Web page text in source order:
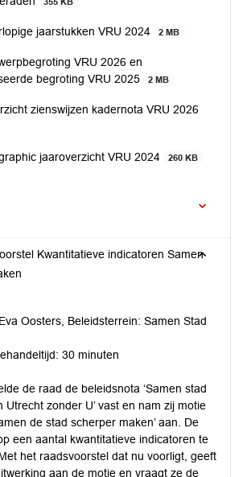
jaarstukken VRU 2024 2 MB
VRU 2026 en
begroting VRU 2025
2 MB
zienswijzen kadernota VRU 2026
jaaroverzicht VRU 2024 260 KB
Kwantitatieve indicatoren Samen
Oosters, Beleidsterrein: Samen Stad
30 minuten
de raad de beleidsnota ‘Samen stad
Utrecht zonder U’ vast en nam zij motie
de stad scherper maken’ aan. De
een aantal kwantitatieve indicatoren te
het raadsvoorstel dat nu voorligt, geeft
aan de motie en vraagt ze de